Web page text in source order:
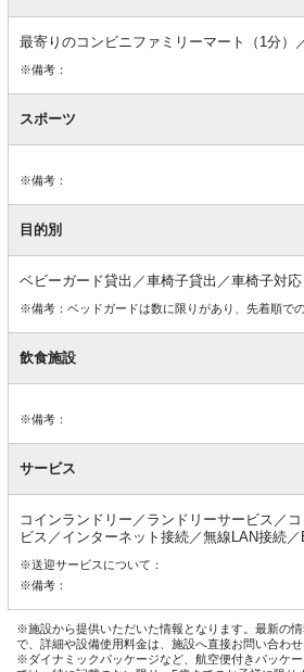
最寄りのコンビニファミリーマート（1分）
※備考：
スポーツ
※備考：
目的別
ベビーガード貸出／車椅子貸出／車椅子対
※備考：ベッドガードは数に限りがあり、先着順で
飲食施設
※備考：
サービス
コインランドリー／ランドリーサービス／
ビス／インターネット接続／無線LAN接続／
※送迎サービスについて：
※備考：
※施設から提供いただいた情報となります。最新の
で、詳細や設備使用料金は、施設へ直接お問い合わせ
※ダイナミックパッケージなど、航空便付きパッケ